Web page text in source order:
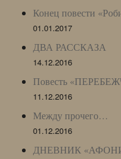
Конец повести
01.01.2017
ДВА РАССКАЗА
14.12.2016
Повесть
11.12.2016
Между прочего…
01.12.2016
ДНЕВНИК «АФОНИ»